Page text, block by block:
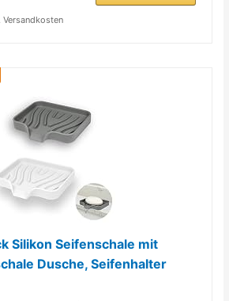
Silikon Seifenschale mit
Dusche, Seifenhalter